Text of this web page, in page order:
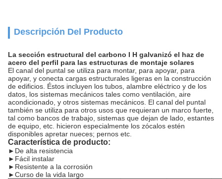
Descripción Del Producto
La sección estructural del carbono I H galvanizó el haz de
acero del perfil para las estructuras de montaje solares
El canal del puntal se utiliza para montar, para apoyar, para
apoyar, y conecta cargas estructurales ligeras en la construcción
de edificios. Éstos incluyen los tubos, alambre eléctrico y de los
datos, los sistemas mecánicos tales como ventilación, aire
acondicionado, y otros sistemas mecánicos. El canal del puntal
también se utiliza para otros usos que requieran un marco fuerte,
tal como bancos de trabajo, sistemas que dejan de lado, estantes
de equipo, etc. hicieron especialmente los zócalos estén
disponibles apretar nueces; pernos etc.
Característica de producto:
► De alta resistencia
►Fácil instalar
►Resistente a la corrosión
►Curso de la vida largo